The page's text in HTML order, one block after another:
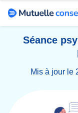
Séance
Mis à jour le